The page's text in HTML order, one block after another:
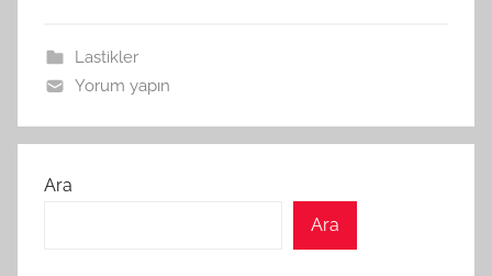
Lastikler
Yorum yapın
Ara
Ara